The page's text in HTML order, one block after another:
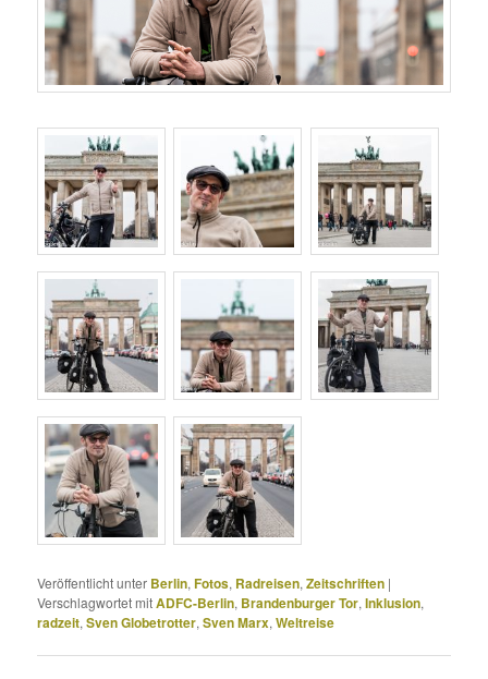
Veröffentlicht unter Berlin,Fotos, Radreisen,Zeitschriften |
Verschlagwortet mitADFC-Berlin, Brandenburger Tor,Inklusion,
radzeit,Sven Globetrotter,Sven Marx,Weltreise